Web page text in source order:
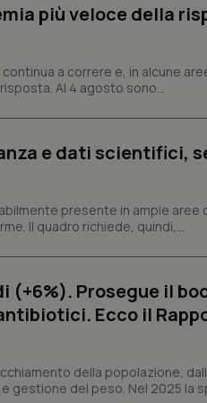
più veloce della
a correre e, in alcune
Al 4 agosto sono...
e dati scientifici,
presente in ampie aree
Il quadro richiede, quindi,...
(+6%). Prosegue il
Ecco il
della popolazione,
gestione del peso. Nel 2025 la
funzionalità di base quali la
funzionare correttamente senza questi
scelte di consenso e privacy
interazione con il sito. Registra i
mesi 3
Questo cookie viene utilizzato
4
Questo cookie è impostato
abilitare il sistema di tracking
2 giorni
assegnare un identificatore